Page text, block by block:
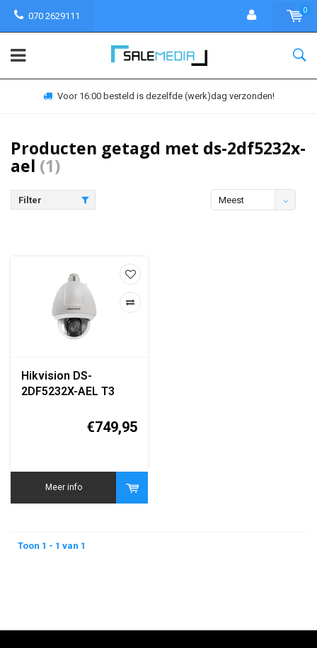
070 2629111
0
Voor 16:00 besteld is dezelfde (werk)dag verzonden!
Producten getagd met ds-2df5232x-
ael (1)
Filter
Meest
Hikvision DS-
2DF5232X-AEL T3
Dome Camera€749,95
Meer info
Toon 1 - 1 van 1